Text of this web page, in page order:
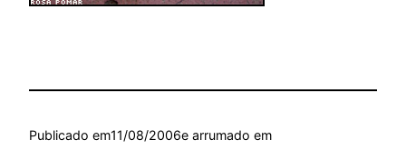
Publicado em11/08/2006e arrumado em